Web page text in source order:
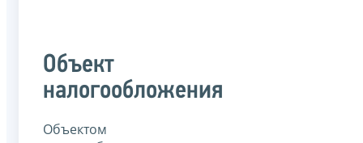
Объект
налогообложения
Объектом